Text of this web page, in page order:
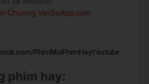
PhimMoiPhimHayYoutube
phim hay: